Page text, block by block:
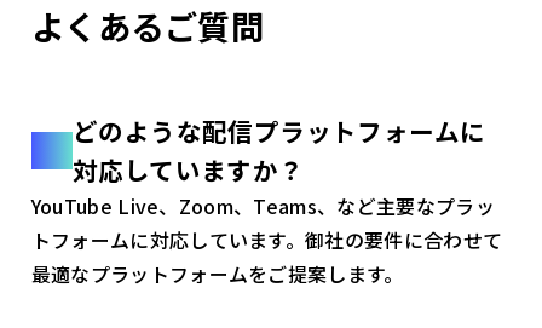
よくあるご質問
どのような配信プラットフォームに
対応していますか？
YouTube Live、Zoom、Teams、など主要なプラッ
トフォームに対応しています。御社の要件に合わせて
最適なプラットフォームをご提案します。